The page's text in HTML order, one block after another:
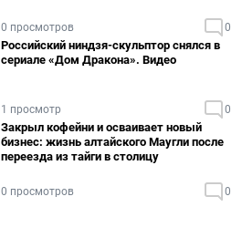
0 просмотров 0
Российский ниндзя-скульптор снялся в
сериале «Дом Дракона». Видео
1 просмотр 0
Закрыл кофейни и осваивает новый
бизнес: жизнь алтайского Маугли после
переезда из тайги в столицу
0 просмотров 0